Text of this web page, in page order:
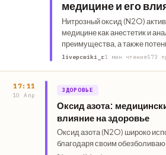
медицине и его
Нитрозный оксид (N2O)
медицине как анестетик и
преимущества, а также
безопасность
livepcwiki_r1 мин чтения573
17:11
10 Апр
ЗДОРОВЬЕ
Оксид азота:
влияние на здоровье
Оксид азота (N2O) широко
благодаря своим